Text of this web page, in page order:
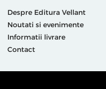
Despre Editura Vellant
Noutati si evenimente
Informatii livrare
Contact